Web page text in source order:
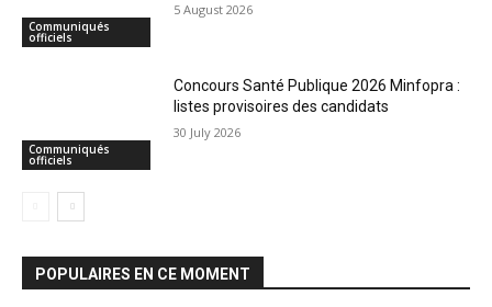
Communiqués
officiels
5 August 2026
Communiqués
officiels
Concours Santé Publique 2026 Minfopra :
listes provisoires des candidats
30 July 2026
POPULAIRES EN CE MOMENT